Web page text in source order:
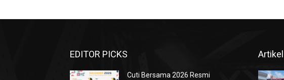
EDITOR PICKS
Cuti Bersama 2026 Resmi